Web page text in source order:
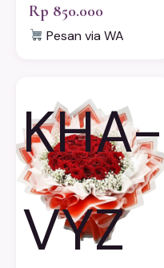
Rp 850.000
Pesan via WA
KHA-
VYZ